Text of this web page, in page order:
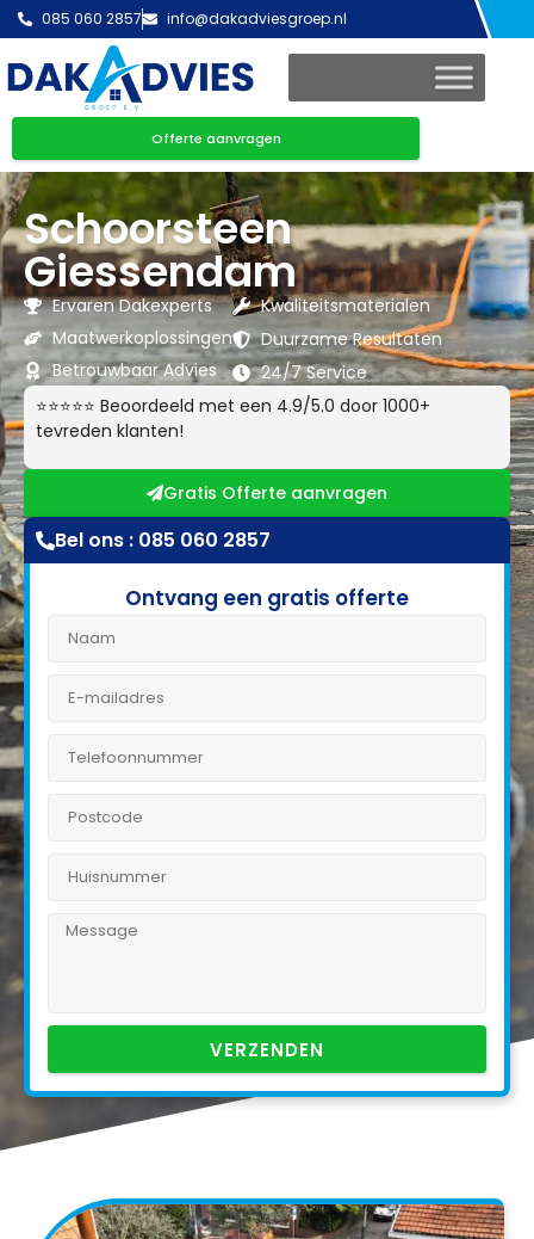
085 060 2857 info@dakadviesgroep.nl
Offerte aanvragen
Schoorsteen
Giessendam
Ervaren Dakexperts
Maatwerkoplossingen
Betrouwbaar Advies
Kwaliteitsmaterialen
Duurzame Resultaten
24/7 Service
⭐⭐⭐⭐⭐ Beoordeeld met een 4.9/5.0 door 1000+
tevreden klanten!
Gratis Offerte aanvragen
Bel ons : 085 060 2857
Ontvang een gratis offerte
VERZENDEN